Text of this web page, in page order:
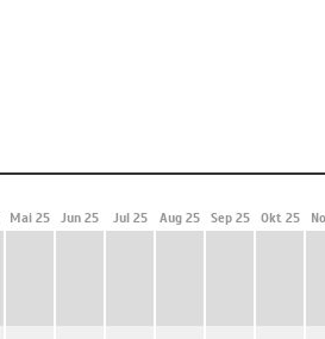
Mai 25 Jun 25 Jul 25 Aug 25 Sep 25 Okt 25